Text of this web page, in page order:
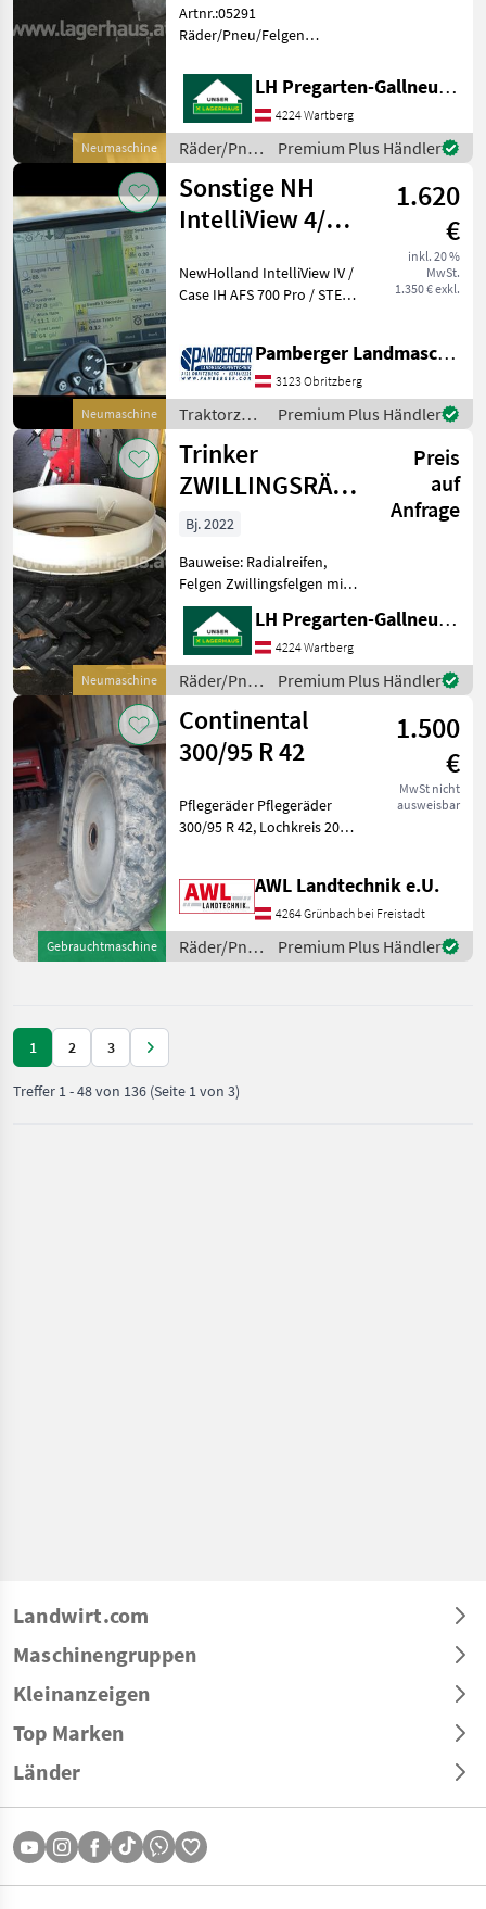
Neumaschine
Artnr.:05291
Räder/Pneu/Felgen
LH Pregarten-Gallneukirchen, Pregarten
4224 Wartberg
Räder/Pneu/Felgen
/ BKT
Premium Plus Händler
Neumaschine
Sonstige NH
IntelliView 4/
Steyr S-Tech 700
1.620
€
inkl. 20 %
MwSt.
1.350 € exkl.
NewHolland IntelliView IV /
Case IH AFS 700 Pro / STEYR
mit ISOBUS-VT (UT); Der
Monitor kann auf New
Holland / CASE
Pamberger Landmaschinentechnik GmbH
3123 Obritzberg
Traktorzubehör
/ Sonstige
Premium Plus Händler
Neumaschine
Trinker
ZWILLINGSRÄDER
230/95R42
Preis
auf
Anfrage
Bj. 2022
Bauweise: Radialreifen,
Felgen Zwillingsfelgen mit
BKT 230/95R42 auf 13.6R36;
Artnr.:000618, Standort der
Maschine: Pregarten
Räder/Pneu/Felgen
Traktorräder
LH Pregarten-Gallneukirchen, Pregarten
4224 Wartberg
Räder/Pneu/Felgen
/ Trinker
Premium Plus Händler
Gebrauchtmaschine
Continental
300/95 R 42
1.500
€
MwSt nicht
ausweisbar
Pflegeräder Pflegeräder
300/95 R 42, Lochkreis 205,
innen 8cm, Breite nach
Außen 23cm + 1cm
Wandstärke Felge
Räder/Pneu
AWL Landtechnik e.U.
4264 Grünbach bei Freistadt
Räder/Pneu/Felgen
/
Premium Plus Händler
1 2 3
Treffer 1-48von 136 (Seite 1 von 3)
Landwirt.com
Maschinengruppen
Kleinanzeigen
Top Marken
Länder